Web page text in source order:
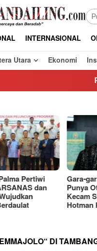
INTERNASIONAL
Utara Ekonomi
Pembongkaran
dan
Gara-gara
Punya Otak
Kecam Sikap
Hotman Paris
DI